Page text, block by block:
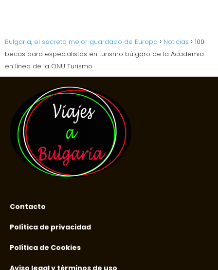
Bulgaria, el secreto mejor guardado de Europa Noticias
100
becas para especialistas en turismo búlgaro de la Academia
en línea de la ONU Turismo
Contacto
Política de privacidad
Política de Cookies
Aviso legal y términos de uso